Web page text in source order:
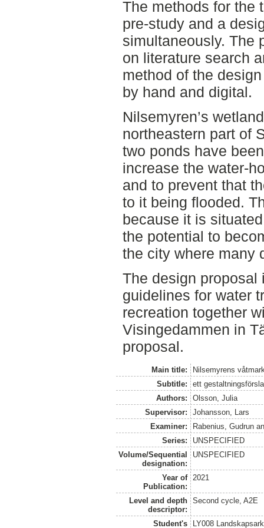
The methods for the
pre-study and a
simultaneously. The
on literature search
method of the
by hand and digital.
Nilsemyren’s
northeastern part of
two ponds have
increase the water-
and to prevent that
to it being flooded.
because it is
the potential to
the city where many
The design proposal
guidelines for water
recreation together
Visingedammen in
proposal.
Main title:
Nilsemyrens
Subtitle:
ett
Authors:
Olsson, Julia
Supervisor:
Johansson, Lars
Examiner:
Rabenius, Gudrun
Series:
UNSPECIFIED
Volume/Sequential
designation:
UNSPECIFIED
Year of
Publication:
2021
Level and depth
descriptor:
Second cycle, A2E
Student's
LY008